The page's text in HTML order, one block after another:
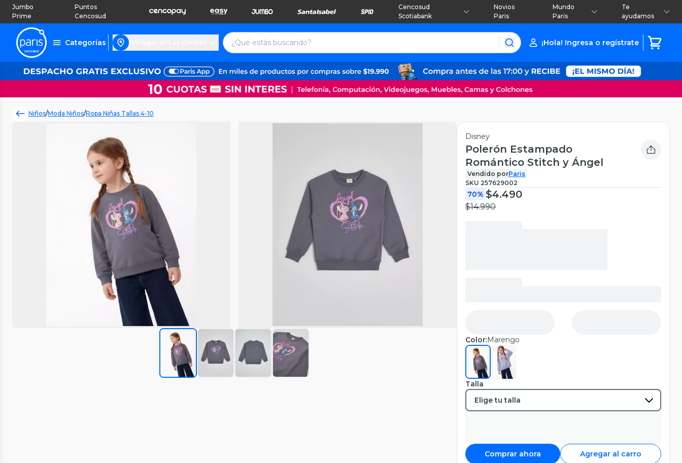
Jumbo
Prime
Puntos
Cencosud
Cencosud
Scotiabank
Novios
Paris
Mundo
Paris
Te
ayudamos
Categorías ¡Hola! Ingresa o regístrate
Niños/Moda Niños/Ropa Niñas Tallas 4-10
Disney
Polerón Estampado
Romántico Stitch y Ángel
Vendido porParis
SKU 257629002
70% $4.490
$14.990
Color:Marengo
Talla
Comprar ahora Agregar al carro